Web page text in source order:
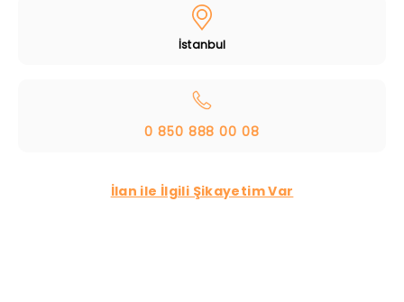
İstanbul
0 850 888 00 08
İlan ile İlgili Şikayetim Var